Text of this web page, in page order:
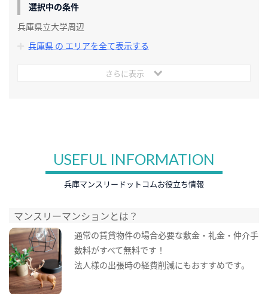
選択中の条件
兵庫県立大学周辺
兵庫県 の エリアを全て表示する
さらに表示
USEFUL INFORMATION
兵庫マンスリードットコムお役立ち情報
マンスリーマンションとは？
通常の賃貸物件の場合必要な敷金・礼金・仲介手
数料がすべて無料です！
法人様の出張時の経費削減にもおすすめです。